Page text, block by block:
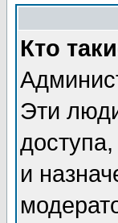
Кто
Эти
и